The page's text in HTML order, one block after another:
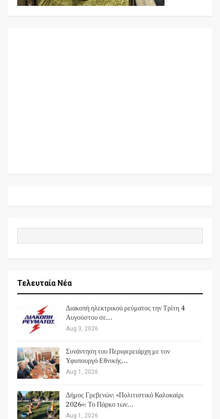
Τελευταία Νέα
Διακοπή ηλεκτρικού ρεύματος την Τρίτη 4
Αυγούστου σε…
Aug 3, 2026
Συνάντηση του Περιφερειάρχη με τον
Υφυπουργό Εθνικής…
Aug 1, 2026
Δήμος Γρεβενών: «Πολιτιστικό Καλοκαίρι
2026»: Το Πάρκο των…
Aug 1, 2026